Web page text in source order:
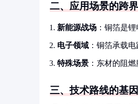
二、应用场景的跨
新能源战场 ：铜箔是
电子领域 ：铜箔承载
特殊场景 ：东材的阻
三、技术路线的基